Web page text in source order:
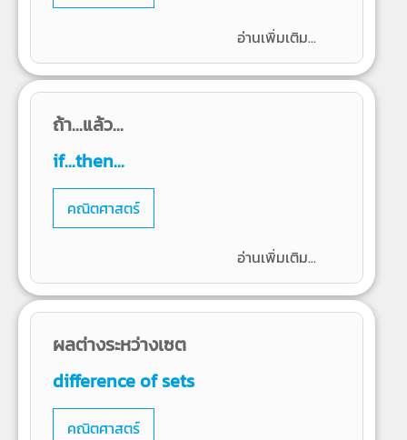
อ่านเพิ่มเติม...
ถ้า...แล้ว...
if...then...
คณิตศาสตร์
อ่านเพิ่มเติม...
ผลต่างระหว่างเซต
difference of sets
คณิตศาสตร์